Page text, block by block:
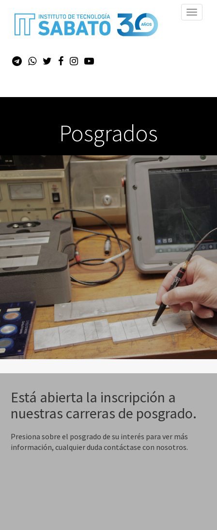
Toggle
Posgrados
Está abierta la inscripción a
nuestras carreras de posgrado.
Presiona sobre el posgrado de su interés para ver más
información, cualquier duda contáctase con nosotros.